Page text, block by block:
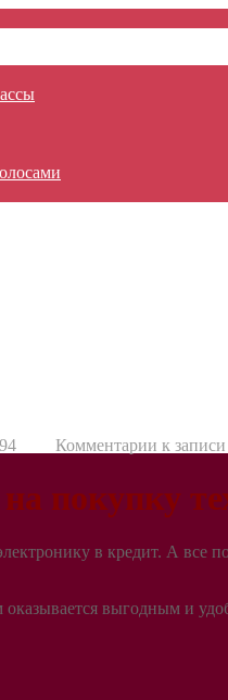
Комментарии к
покупку
в кредит. А все
выгодным и